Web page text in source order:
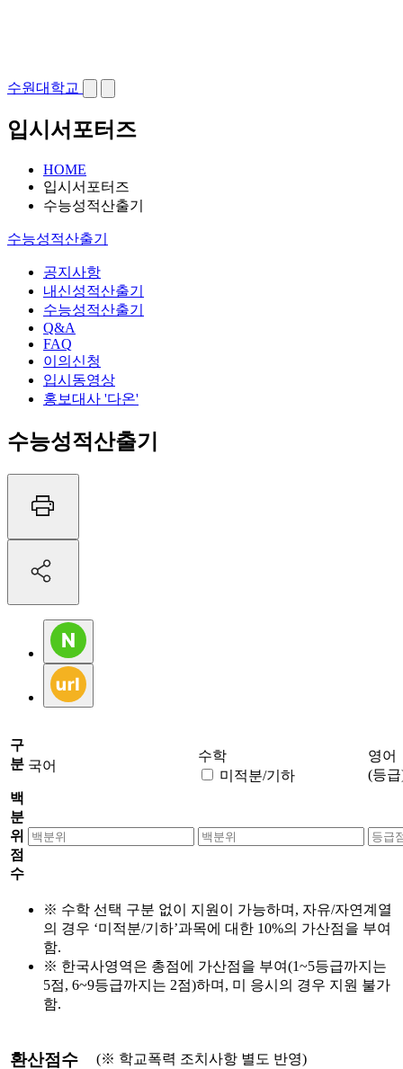
수원대학교
입시서포터즈
HOME
입시서포터즈
수능성적산출기
수능성적산출기
공지사항
내신성적산출기
수능성적산출기
Q&A
FAQ
이의신청
입시동영상
홍보대사 '다온'
수능성적산출기
구
분 국어
수학
미적분/기하
영어
(등
백
분
위
점
수
※ 수학 선택 구분 없이 지원이 가능하며, 자유/자연계열
의 경우 ‘미적분/기하’과목에 대한 10%의 가산점을 부여
함.
※ 한국사영역은 총점에 가산점을 부여(1~5등급까지는
5점, 6~9등급까지는 2점)하며, 미 응시의 경우 지원 불가
함.
환산점수 (※ 학교폭력 조치사항 별도 반영)